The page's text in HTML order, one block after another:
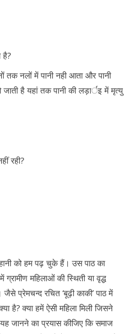
है?
तक नलों में पानी नही आता और पानी
है यहां तक पानी की लड़ार्इ में मृत्यु
रही?
को हम पढ़ चुके हैं। उस पाठ का
महिलाओं की स्थिती या वृद्ध
प्रेमचन्द रचित ‘बूढ़ी काकी’ पाठ में
है? क्या हमें ऐसी महिला मिली जिसने
जानने का प्रयास कीजिए कि समाज